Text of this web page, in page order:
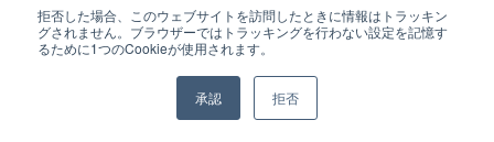
拒否した場合、このウェブサイトを訪問したときに情報はトラッキン
グされません。ブラウザーではトラッキングを行わない設定を記憶す
るために1つのCookieが使用されます。
承認 拒否
が判明したとき。
ｃ．お客様が旅行を安全かつ円滑に実施するための添乗員等そ
の他の者による当社の指示への違背、これらの者又は同行する